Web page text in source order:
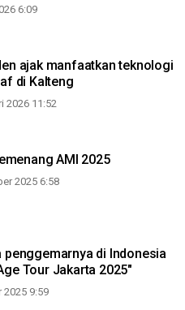
6:09
ajak manfaatkan teknologi
di Kalteng
2026 11:52
AMI 2025
2025 6:58
penggemarnya di Indonesia
Tour Jakarta 2025"
2025 9:59